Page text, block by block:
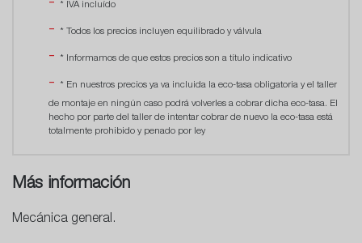
* IVA incluído
* Todos los precios incluyen equilibrado y válvula
* Informamos de que estos precios son a título indicativo
* En nuestros precios ya va incluida la eco-tasa obligatoria y el taller
de montaje en ningún caso podrá volverles a cobrar dicha eco-tasa. El
hecho por parte del taller de intentar cobrar de nuevo la eco-tasa está
totalmente prohibido y penado por ley
Más información
Mecánica general.